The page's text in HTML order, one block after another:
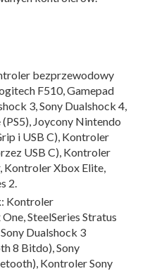
bezprzewodowy
F510, Gamepad
3, Sony Dualshock 4,
Joycony Nintendo
i USB C), Kontroler
USB C), Kontroler
Kontroler Xbox Elite,
2.
: Kontroler
SteelSeries Stratus
Dualshock 3
8 Bitdo), Sony
Kontroler Sony